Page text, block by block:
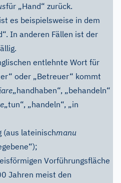
für „Hand“ zurück.
es beispielsweise in dem
In anderen Fällen ist der
entlehnte Wort für
oder „Betreuer“ kommt
„handhaben“, „behandeln“
„tun“, „handeln“, „in
(aus lateinischmanu
Vorführungsfläche
Jahren meist den